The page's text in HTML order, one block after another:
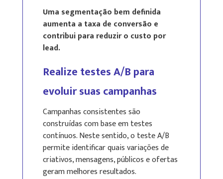
Uma segmentação bem definida
aumenta a taxa de conversão e
contribui para reduzir o custo por
lead.
Realize testes A/B para
evoluir suas campanhas
Campanhas consistentes são
construídas com base em testes
contínuos. Neste sentido, o teste A/B
permite identificar quais variações de
criativos, mensagens, públicos e ofertas
geram melhores resultados.